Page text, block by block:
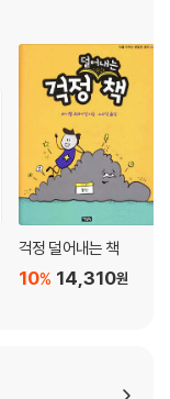
걱정 덜어내는 책
14,310원
10%